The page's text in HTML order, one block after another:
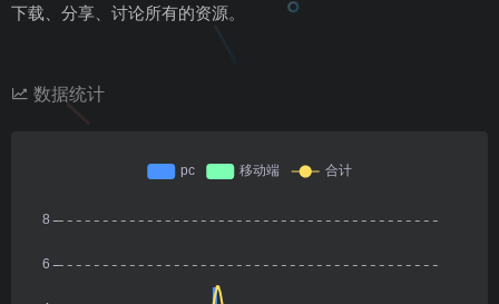
下载、分享、讨论所有的资源。
数据统计